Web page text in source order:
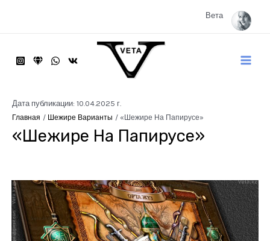
Вета
Main
Дата публикации: 10.04.2025 г.
Главная Шежире Варианты «Шежире На Папирусе»
«Шежире На Папирусе»